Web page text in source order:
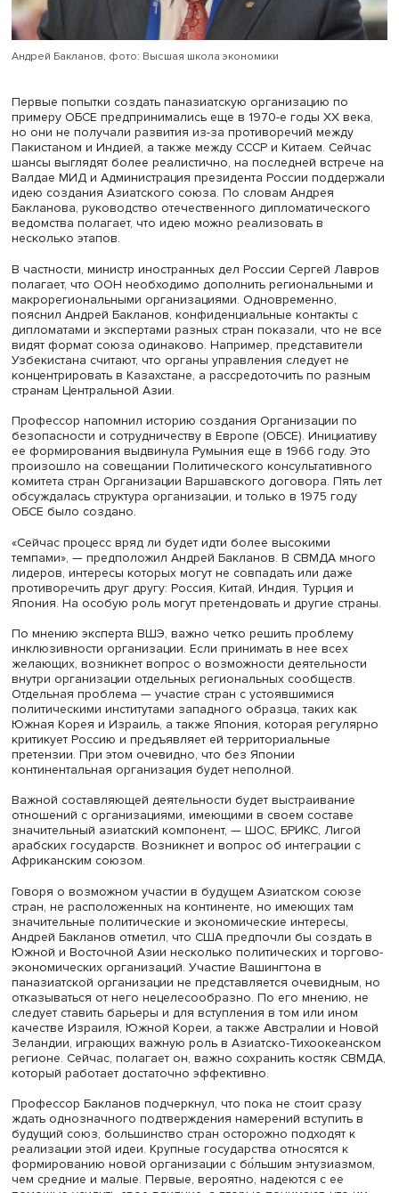
Андрей Бакланов, фото: Высшая школа экономики
Первые попытки создать паназиатскую организацию
примеру ОБСЕ предпринимались еще в 1970-е годы XX
но они не получали развития из-за противоречий
Пакистаном и Индией, а также между СССР и Китаем.
шансы выглядят более реалистично, на последней
Валдае МИД и Администрация президента России
идею создания Азиатского союза. По словам Андрея
Бакланова, руководство отечественного
ведомства полагает, что идею можно реализовать в
несколько этапов.
В частности, министр иностранных дел России Сергей
полагает, что ООН необходимо дополнить
пояснил Андрей Бакланов, конфиденциальные
дипломатами и экспертами разных стран показали, что
видят формат союза одинаково. Например,
Узбекистана считают, что органы управления следует
концентрировать в Казахстане, а рассредоточить по
странам Центральной Азии.
Профессор напомнил историю создания Организации
безопасности и сотрудничеству в Европе (ОБСЕ).
ее формирования выдвинула Румыния еще в 1966
произошло на совещании Политического
комитета стран Организации Варшавского договора.
обсуждалась структура организации, и только в 1975
ОБСЕ было создано.
«Сейчас процесс вряд ли будет идти более высокими
темпами», — предположил Андрей Бакланов. В СВМДА
лидеров, интересы которых могут не совпадать или
противоречить друг другу: Россия, Китай, Индия, Турция
Япония. На особую роль могут претендовать и другие
По мнению эксперта ВШЭ, важно четко решить
инклюзивности организации. Если принимать в нее
желающих, возникнет вопрос о возможности
внутри организации отдельных региональных
Отдельная проблема — участие стран с устоявшимися
политическими институтами западного образца, таких
Южная Корея и Израиль, а также Япония, которая
критикует Россию и предъявляет ей территориальные
претензии. При этом очевидно, что без Японии
континентальная организация будет неполной.
Важной составляющей деятельности будет
отношений с организациями, имеющими в своем
значительный азиатский компонент, — ШОС, БРИКС,
арабских государств. Возникнет и вопрос об
Африканским союзом.